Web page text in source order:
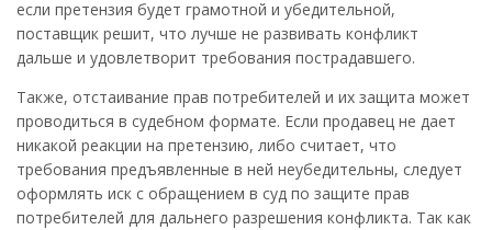
если претензия будет грамотной и убедительной,
поставщик решит, что лучше не развивать конфликт
дальше и удовлетворит требования пострадавшего.
Также, отстаивание прав потребителей и их защита может
проводиться в судебном формате. Если продавец не дает
никакой реакции на претензию, либо считает, что
требования предъявленные в ней неубедительны, следует
оформлять иск с обращением в суд по защите прав
потребителей для дальнего разрешения конфликта. Так как